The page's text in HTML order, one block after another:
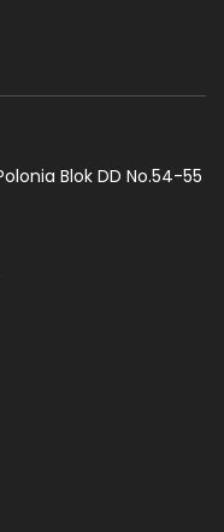
Blok DD No.54-55